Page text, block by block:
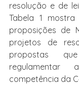
resolução e de
Tabela 1
proposições de
projetos de
propostas
competência da